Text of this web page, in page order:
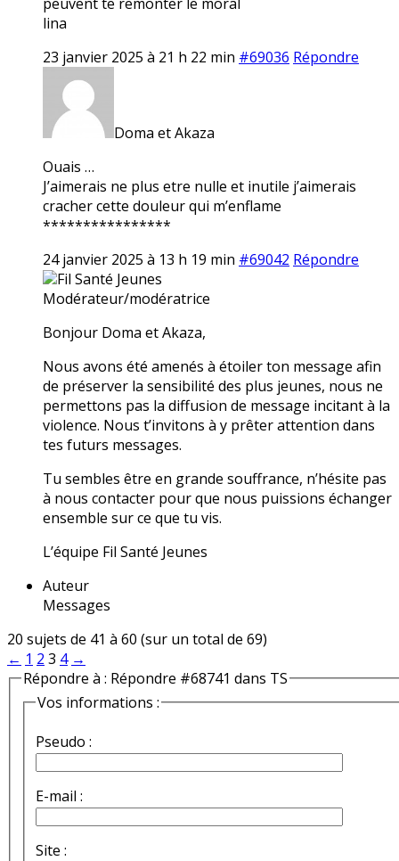
lina
23 janvier 2025 à 21 h 22 min #69036 Répondre
Doma et Akaza
Ouais …
J’aimerais ne plus etre nulle et inutile j’aimerais
cracher cette douleur qui m’enflame
****************
24 janvier 2025 à 13 h 19 min #69042 Répondre
Fil Santé Jeunes
Modérateur/modératrice
Bonjour Doma et Akaza,
Nous avons été amenés à étoiler ton message afin
de préserver la sensibilité des plus jeunes, nous ne
permettons pas la diffusion de message incitant à la
violence. Nous t’invitons à y prêter attention dans
tes futurs messages.
Tu sembles être en grande souffrance, n’hésite pas
à nous contacter pour que nous puissions échanger
ensemble sur ce que tu vis.
L’équipe Fil Santé Jeunes
Auteur
Messages
20 sujets de 41 à 60 (sur un total de 69)
← 1 2 3 4 →
Répondre à : Répondre #68741 dans TS
Vos informations :
Pseudo :
E-mail :
Site :